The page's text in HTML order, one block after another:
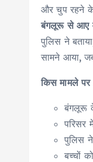
और चुप रहने के
बंगलूरू से आए
पुलिस ने
सामने आया, जब
किस मामले पर
बंगलूरू
परिसर
पुलिस ने
बच्चों